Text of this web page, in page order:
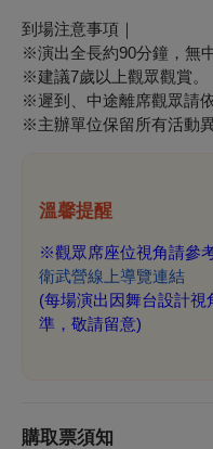
到場注意事項｜
※演出全長約90分鐘，無
※建議7歲以上觀眾觀賞。
※遲到、中途離席觀眾請
※主辦單位保留所有活動
溫馨提醒
※觀眾席座位視角請參
衛武營線上導覽連結
(每場演出因舞台設計視
準，敬請留意)
購取票須知